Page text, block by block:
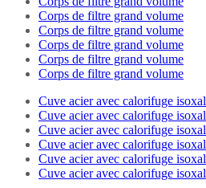
Corps de filtre grand volume
Corps de filtre grand volume
Corps de filtre grand volume
Corps de filtre grand volume
Corps de filtre grand volume
Cuve acier avec calorifuge isoxal
Cuve acier avec calorifuge isoxal
Cuve acier avec calorifuge isoxal
Cuve acier avec calorifuge isoxal
Cuve acier avec calorifuge isoxal
Cuve acier avec calorifuge isoxal